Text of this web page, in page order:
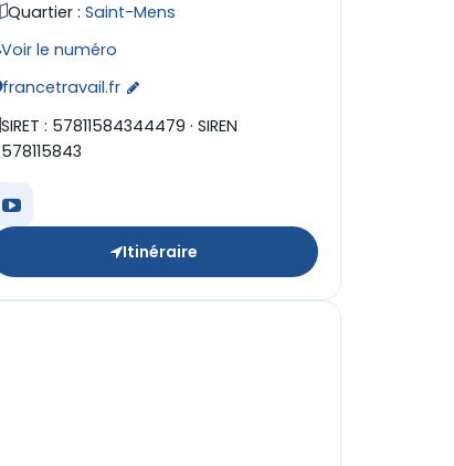
Quartier : Saint-Mens
Voir le numéro
francetravail.fr
SIRET : 57811584344479 · SIREN
578115843
Itinéraire